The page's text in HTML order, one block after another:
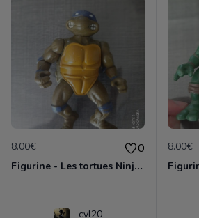
8.00€ 0
Figurine - Les tortues Ninja - Donatello
8.00€
cyl20